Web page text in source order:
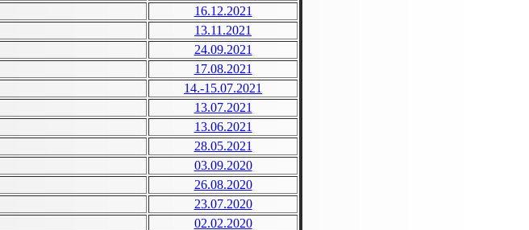
16.12.2021
13.11.2021
24.09.2021
17.08.2021
14.-15.07.2021
13.07.2021
13.06.2021
28.05.2021
03.09.2020
26.08.2020
23.07.2020
02.02.2020